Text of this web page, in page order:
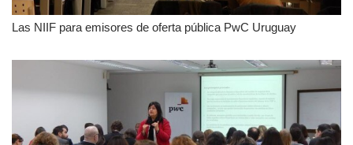
Las NIIF para emisores de oferta pública PwC Uruguay